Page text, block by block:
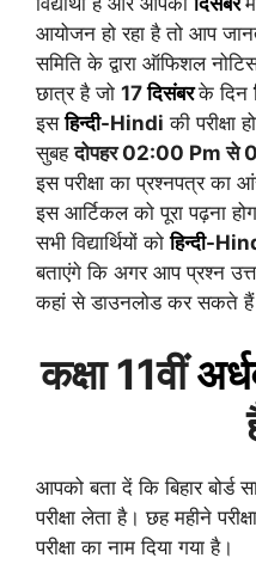
आयोजन हो रहा है तो आप जानते
समिति के द्वारा ऑफिशल
छात्र है जो 17 दिसंबर के दिन
इसहिन्दी-Hindi की परीक्षा
सुबहदोपहर02:00 Pm से
इस परीक्षा का प्रश्नपत्र
इस आर्टिकल को पूरा पढ़ना
सभी विद्यार्थियों कोहिन्दी-
बताएंगे कि अगर आप प्रश्न
कहां से डाउनलोड कर सकते हैं
कक्षा 11वीं
आपको बता दें कि बिहार बोर्ड
परीक्षा लेता है। छह महीने
परीक्षा का नाम दिया गया है।